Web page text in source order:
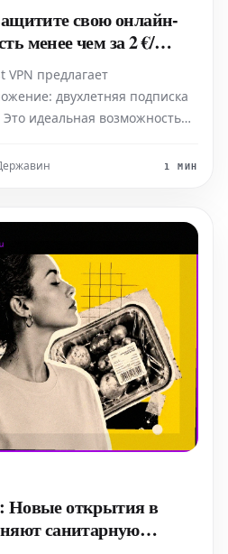
свою онлайн-
менее чем за 2 €/
VPN предлагает
двухлетняя подписка
Это идеальная возможность
1 МИН
Новые открытия в
санитарную